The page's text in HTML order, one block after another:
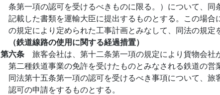
条第一項の認可を受けるべきものに限る。）について、
記載した書類を運輸大臣に提出するものとする。この場
の規定により定められた工事計画とみなして、同法の規定
（鉄道線路の使用に関する経過措置）
第六条 旅客会社は、第十二条第一項の規定により貨物会
第二種鉄道事業の免許を受けたものとみなされる鉄道の営
同法第十五条第一項の認可を受けるべき事項について、
認可の申請をするものとする。